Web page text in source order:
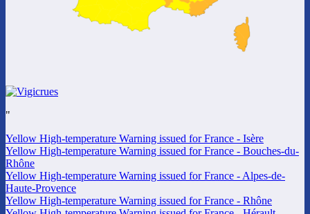
"
Yellow High-temperature Warning issued for France - Isère
Yellow High-temperature Warning issued for France - Bouches-du-
Rhône
Yellow High-temperature Warning issued for France - Alpes-de-
Haute-Provence
Yellow High-temperature Warning issued for France - Rhône